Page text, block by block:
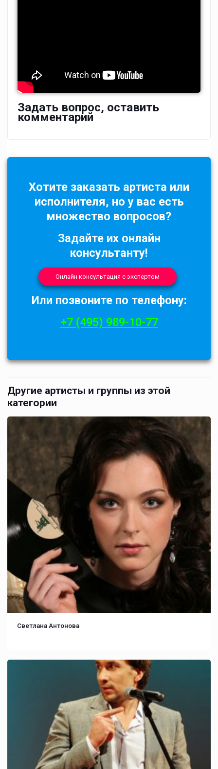
Задать вопрос, оставить
комментарий
Хотите заказать артиста или
исполнителя, но у вас есть
множество вопросов?
Задайте их онлайн
консультанту!
Онлайн консультация с экспертом
Или позвоните по телефону:
+7 (495) 989-10-77
Другие артисты и группы из этой
категории
Светлана Антонова